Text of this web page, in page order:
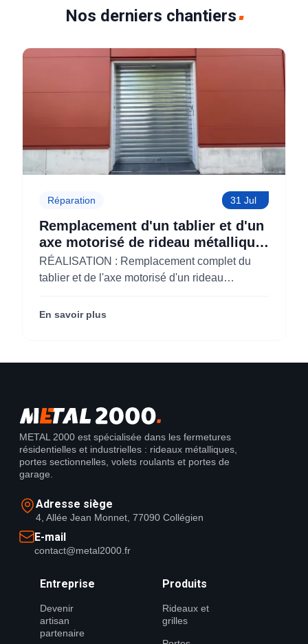
Nos derniers chantiers
Réparation 31 Jul
Remplacement d'un tablier et d'un
axe motorisé de rideau métallique
pour M'CHADAL (Optical Center)
(95)
RÉALISATION : Remplacement complet du
tablier et de l'axe motorisé d'un rideau
Center) (95290).
En savoir plus
METAL 2000 est spécialisée dans les fermetures
résidentielles et industrielles : rideaux métalliques,
portes sectionnelles, volets roulants et portes de
garage.
Adresse siège
4, Allée Jean Monnet, 77090 Collégien
E-mail
contact@metal2000.fr
Entreprise
Devenir
artisan
partenaire
Produits
Rideaux et
grilles